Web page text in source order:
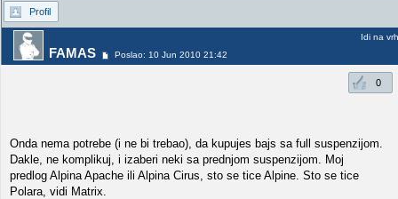
Profil
FAMAS Poslao: 10 Jun 2010 21:42
Idi na vrh
0
Onda nema potrebe (i ne bi trebao), da kupujes bajs sa full suspenzijom.
Dakle, ne komplikuj, i izaberi neki sa prednjom suspenzijom. Moj
predlog Alpina Apache ili Alpina Cirus, sto se tice Alpine. Sto se tice
Polara, vidi Matrix.